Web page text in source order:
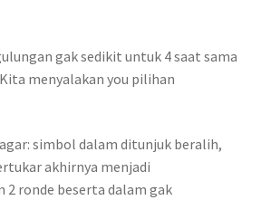
gak sedikit untuk 4 saat sama
menyalakan you pilihan
simbol dalam ditunjuk beralih,
akhirnya menjadi
2 ronde beserta dalam gak